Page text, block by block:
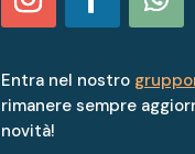
Entra nel nostro
rimanere sempre
novità!